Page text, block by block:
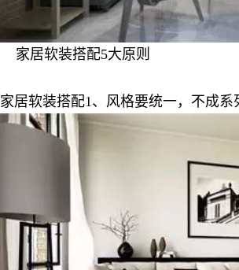
家居软装搭配5大原则
家居软装搭配1、风格要统一，不成系